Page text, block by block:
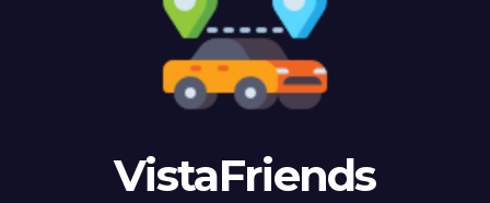
VistaFriends